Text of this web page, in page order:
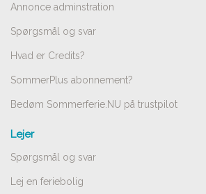
Annonce adminstration
Spørgsmål og svar
Hvad er Credits?
SommerPlus abonnement?
Bedøm Sommerferie.NU på trustpilot
Lejer
Spørgsmål og svar
Lej en feriebolig